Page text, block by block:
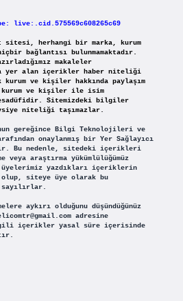
live:.cid.575569c608265c69
sitesi, herhangi bir marka, kurum
bağlantısı bulunmamaktadır.
makaleler
yer alan içerikler haber niteliği
kurum ve kişiler hakkında paylaşım
kurum ve kişiler ile isim
Sitemizdeki bilgiler
niteliği taşımazlar.
gereğince Bilgi Teknolojileri ve
onaylanmış bir Yer Sağlayıcı
Bu nedenle, sitedeki içerikleri
araştırma yükümlülüğümüz
üyelerimiz yazdıkları içeriklerin
olup, siteye üye olarak bu
sayılırlar.
aykırı olduğunu düşündüğünüz
adresine
içerikler yasal süre içerisinde